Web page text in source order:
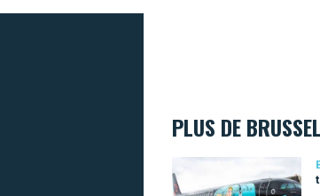
PLUS DE
Tintin dans toutes les